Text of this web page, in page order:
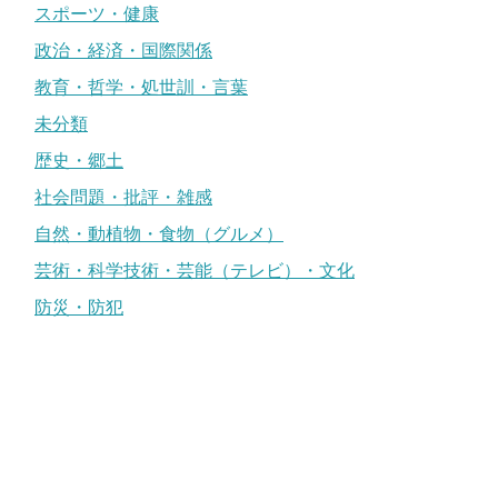
スポーツ・健康
政治・経済・国際関係
教育・哲学・処世訓・言葉
未分類
歴史・郷土
社会問題・批評・雑感
自然・動植物・食物（グルメ）
芸術・科学技術・芸能（テレビ）・文化
防災・防犯